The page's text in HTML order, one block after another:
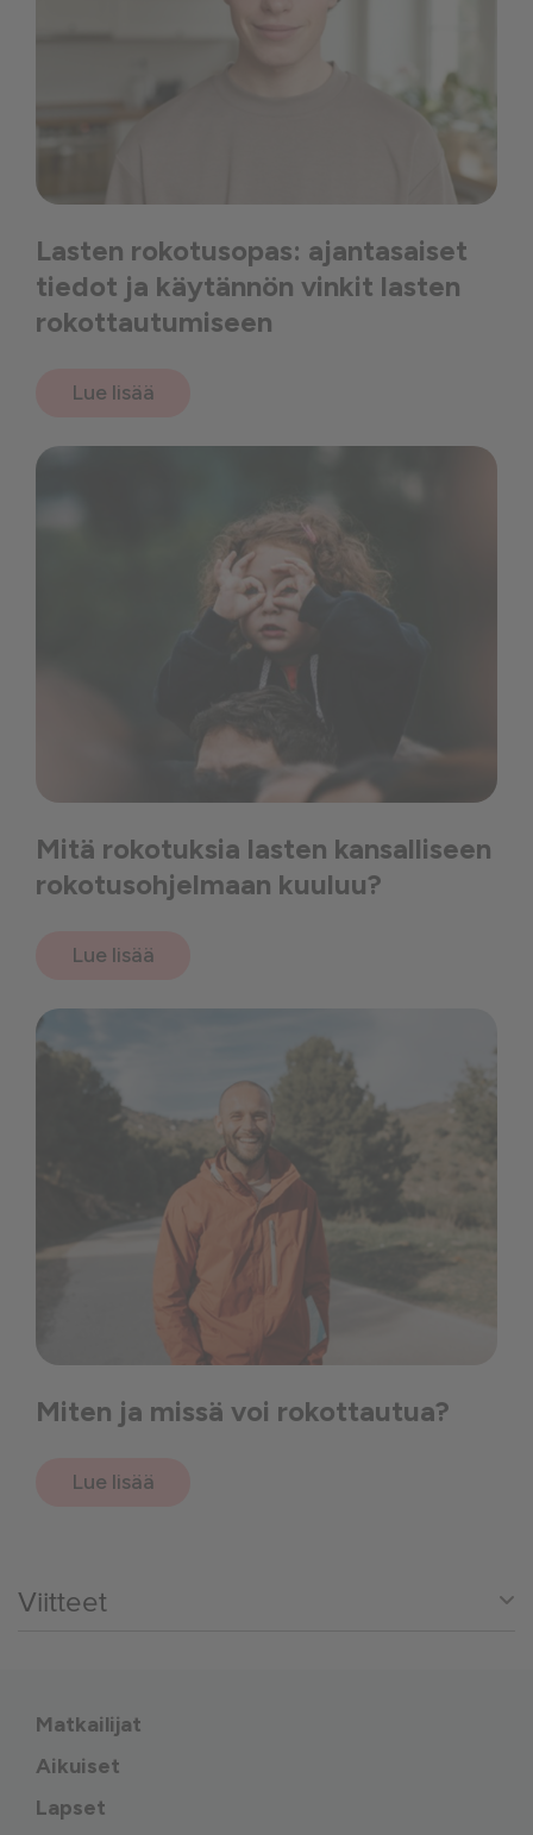
Lasten rokotusopas: ajantasaiset
tiedot ja käytännön vinkit lasten
rokottautumiseen
Lue lisää
Mitä rokotuksia lasten kansalliseen
rokotusohjelmaan kuuluu?
Lue lisää
Miten ja missä voi rokottautua?
Lue lisää
Viitteet
Matkailijat
Aikuiset
Lapset